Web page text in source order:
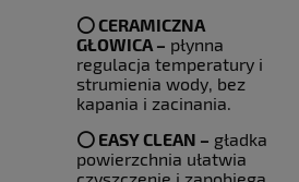
⭕️CERAMICZNA
GŁOWICA – płynna
regulacja temperatury i
strumienia wody, bez
kapania i zacinania.
⭕️ EASY CLEAN – gładka
powierzchnia ułatwia